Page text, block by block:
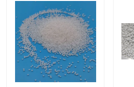
Về chúng tôi
Tham quan nhà máy
Kiểm soát chất lượng